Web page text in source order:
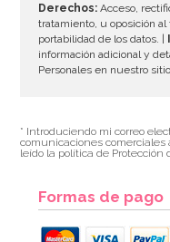
Derechos: Acceso,
tratamiento, u oposición
portabilidad de los datos. |
información adicional y
Personales en nuestro
* Introduciendo mi correo
comunicaciones
leído la política de Protección
Formas de pago